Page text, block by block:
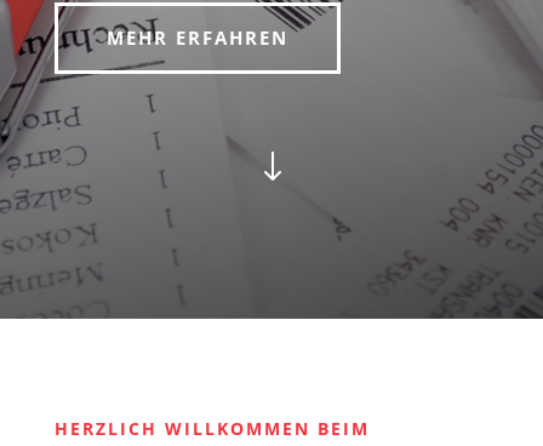
MEHR ERFAHREN
"
HERZLICH WILLKOMMEN BEIM